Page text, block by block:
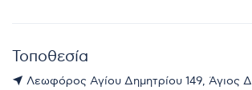
Τοποθεσία
Λεωφόρος Αγίου Δημητρίου 149, Άγιος